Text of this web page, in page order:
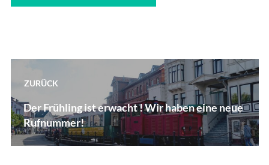
Beitragsnavigation
ZURÜCK
Vorheriger
Beitrag:
Der Frühling ist erwacht ! Wir haben eine neue
Rufnummer!